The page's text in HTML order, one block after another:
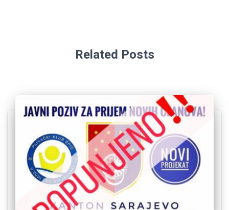
Related Posts